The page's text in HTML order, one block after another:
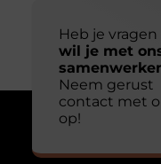
Heb je vragen
wil je met
Neem gerust
contact met
op!